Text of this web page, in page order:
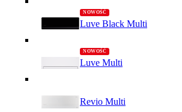
Luve Black Multi
Luve Multi
Revio Multi